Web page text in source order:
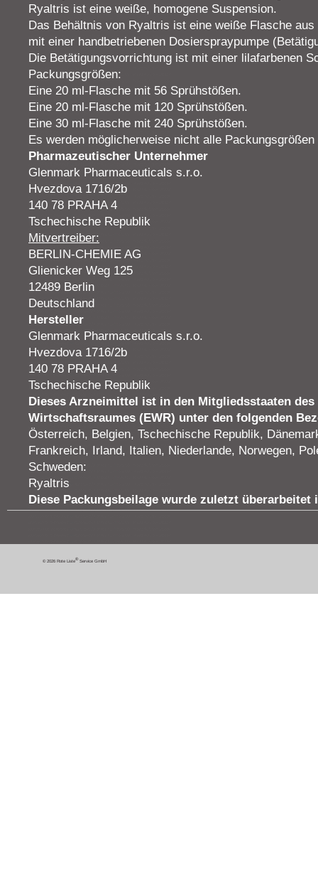
Ryaltris ist eine weiße, homogene Suspension.
Das Behältnis von Ryaltris ist eine weiße Flasche
mit einer handbetriebenen Dosierspraypumpe
Die Betätigungsvorrichtung ist mit einer lilafarbenen
Packungsgrößen:
Eine 20 ml-Flasche mit 56 Sprühstößen.
Eine 20 ml-Flasche mit 120 Sprühstößen.
Eine 30 ml-Flasche mit 240 Sprühstößen.
Es werden möglicherweise nicht alle
Pharmazeutischer Unternehmer
Glenmark Pharmaceuticals s.r.o.
Hvezdova 1716/2b
140 78 PRAHA 4
Tschechische Republik
Mitvertreiber:
BERLIN-CHEMIE AG
Glienicker Weg 125
12489 Berlin
Deutschland
Hersteller
Glenmark Pharmaceuticals s.r.o.
Hvezdova 1716/2b
140 78 PRAHA 4
Tschechische Republik
Dieses Arzneimittel ist in den Mitgliedsstaaten des
Wirtschaftsraumes (EWR) unter den folgenden
Österreich, Belgien, Tschechische Republik,
Frankreich, Irland, Italien, Niederlande, Norwegen,
Schweden:
Ryaltris
Diese Packungsbeilage wurde zuletzt überarbeitet
© 2026 Rote Liste®Service GmbH